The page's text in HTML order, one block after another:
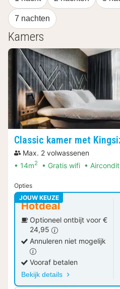
7 nachten
Kamers
Classic kamer met
Max. 2 volwassenen
14m2 Gratis wifi
Opties
JOUW KEUZE
Hotdeal
Optioneel ontbijt voor €
24,95
Annuleren niet mogelijk
Vooraf betalen
Bekijk details